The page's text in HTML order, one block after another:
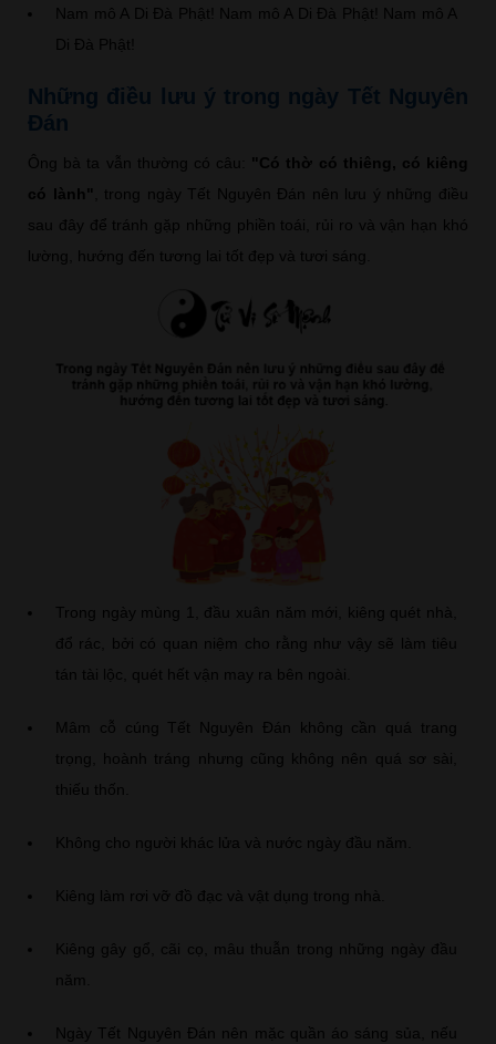
Nam mô A Di Đà Phật! Nam mô A Di Đà Phật! Nam mô A
Di Đà Phật!
Những điều lưu ý trong ngày Tết Nguyên
Đán
Ông bà ta vẫn thường có câu: "Có thờ có thiêng, có kiêng
có lành" , trong ngày Tết Nguyên Đán nên lưu ý những điều
sau đây để tránh gặp những phiền toái, rủi ro và vận hạn khó
lường, hướng đến tương lai tốt đẹp và tươi sáng.
Trong ngày mùng 1, đầu xuân năm mới, kiêng quét nhà,
đổ rác, bởi có quan niệm cho rằng như vậy sẽ làm tiêu
tán tài lộc, quét hết vận may ra bên ngoài.
Mâm cỗ cúng Tết Nguyên Đán không cần quá trang
trọng, hoành tráng nhưng cũng không nên quá sơ sài,
thiếu thốn.
Không cho người khác lửa và nước ngày đầu năm.
Kiêng làm rơi vỡ đồ đạc và vật dụng trong nhà.
Kiêng gây gổ, cãi cọ, mâu thuẫn trong những ngày đầu
năm.
Ngày Tết Nguyên Đán nên mặc quần áo sáng sủa, nếu